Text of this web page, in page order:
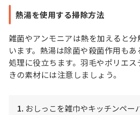
熱湯を使用する掃除方法
雑菌やアンモニアは熱を加えると
います。熱湯は除菌や殺菌作用も
処理に役立ちます。羽毛やポリエ
きの素材には注意しましょう。
1. おしっこを雑巾やキッチンペー